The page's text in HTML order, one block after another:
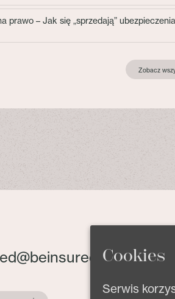
prawo – Jak się „sprzedają”
Zobacz
Cookies
Serwis